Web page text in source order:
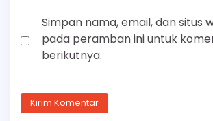
Simpan nama, email, dan situs
pada peramban ini untuk
berikutnya.